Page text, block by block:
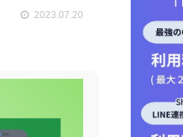
2023.07.20